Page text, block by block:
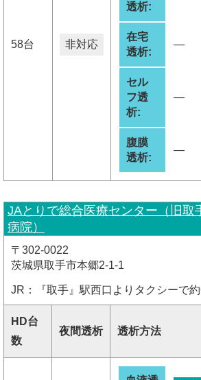
58台 非対応
透析:
在宅
透析:
―
セル
フ透
析:
―
腹膜
透析:
―
JAとりで総合医療センター（旧取
病院）
〒302-0022
茨城県取手市本郷2-1-1
JR：『取手』駅西口よりタクシーで約
HD台
数
夜間透析 透析方法